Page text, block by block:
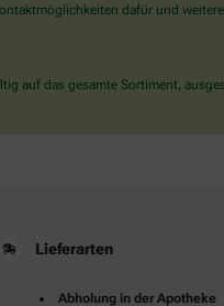
dafür und
auf das gesamte Sortiment,
Lieferarten
Abholung in der Apotheke